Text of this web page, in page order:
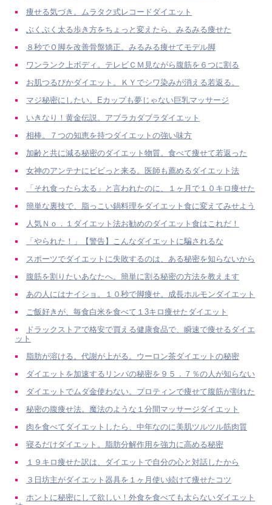
痩せる気づき。ムラタク式レコードダイエット
ぶくぶく太る歩き方をちょっと変えたら、みるみる痩せた
８秒でＯ脚を改善骨盤矯正。みるみる痩せてモデル脚
ワンランク上ボディ。テレビＣＭ見ながら腹筋を６つに割る
お肌つるぴかダイエット。ＫＹでシワ染みが消える若返る。
マジ秘密にしたい。Eカップも夢じゃない巨乳マッサージ
いきなり！黄金伝説。アブラカダブラダイエット
相棒。７つの知恵を持つダイエットの強い味方
加齢と共に減る秘密のダイエット物質。食べて痩せて若返った
女神のアンテナにビビっと来る。医師も薦めるダイエット法
「それ食ったら太る」と言われたのに、１ヶ月で１０キロ痩せた
簡単な裏技で、脂っこい鍋料理をダイエット食に変えてみせよう
人気Ｎｏ．１ダイエット法お勧めのダイエット食はこれだ！
「やられた！」【警告】こんなダイエットに騙されるな
スポーツでダイエットに失敗するのは、ある秘密を知らないから
腹筋を割りたいあなたへ。簡単に割る秘密の方法を教えます
あの人にはナイショ。１０秒で脚痩せ。成長ホルモンダイエット
ご飯好きが、毎食白米を食べて１3キロ痩せたダイエット
ドラックストアで格安で買える健康食品で、瞬速で痩せるダイエ
ット
脂肪が溶ける。代謝が上がる。ウーロン茶ダイエットの秘密
ダイエットを加速するリンパの秘密を９５．７％の人が知らない
ダイエットでムダ金使わない。プロティンで痩せて腹筋が割れた
秘密の腹痩せ法。魔法のような１分間マッサージダイエット
肉を食べてダイエットしたら、中年なのに美肌ツルツル筋肉質
寝るだけダイエット。脂肪分解作用を強力に高める秘密
１９キロ痩せた訳は、ダイエットで自分の心と対話したから
３日坊主がダイエット器具を１ヶ月使い続けて痩せたコツ
ホントに秘密にして欲しい！外食を食べても太らないダイエット